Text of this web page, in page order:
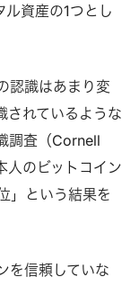
資産の1つとし
認識はあまり変
されているような
調査（Cornell
のビットコイン
」という結果を
を信頼していな